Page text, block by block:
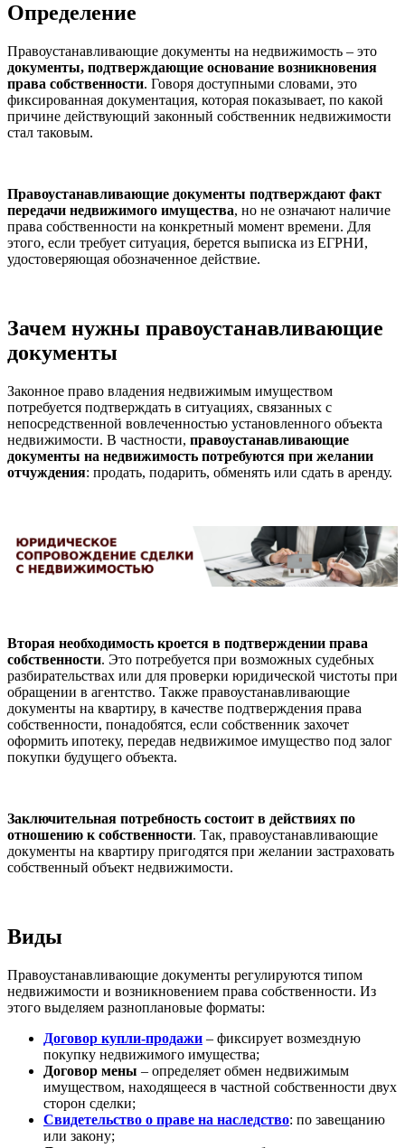
Определение
Правоустанавливающие документы на недвижимость – это
документы, подтверждающие основание возникновения
права собственности. Говоря доступными словами, это
фиксированная документация, которая показывает, по какой
причине действующий законный собственник недвижимости
стал таковым.
Правоустанавливающие документы подтверждают факт
передачи недвижимого имущества, но не означают наличие
права собственности на конкретный момент времени. Для
этого, если требует ситуация, берется выписка из ЕГРНИ,
удостоверяющая обозначенное действие.
Зачем нужны правоустанавливающие
документы
Законное право владения недвижимым имуществом
потребуется подтверждать в ситуациях, связанных с
непосредственной вовлеченностью установленного объекта
недвижимости. В частности, правоустанавливающие
документы на недвижимость потребуются при желании
отчуждения: продать, подарить, обменять или сдать в аренду.
Вторая необходимость кроется в подтверждении права
собственности. Это потребуется при возможных судебных
разбирательствах или для проверки юридической чистоты при
обращении в агентство. Также правоустанавливающие
документы на квартиру, в качестве подтверждения права
собственности, понадобятся, если собственник захочет
оформить ипотеку, передав недвижимое имущество под залог
покупки будущего объекта.
Заключительная потребность состоит в действиях по
отношению к собственности. Так, правоустанавливающие
документы на квартиру пригодятся при желании застраховать
собственный объект недвижимости.
Виды
Правоустанавливающие документы регулируются типом
недвижимости и возникновением права собственности. Из
этого выделяем разноплановые форматы:
Договор купли-продажи – фиксирует возмездную
покупку недвижимого имущества;
Договор мены – определяет обмен недвижимым
имуществом, находящееся в частной собственности двух
сторон сделки;
Свидетельство о праве на наследство: по завещанию
или закону;